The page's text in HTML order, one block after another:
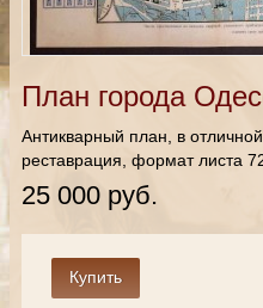
План города
Антикварный план, в
реставрация, формат листа
25 000 руб.